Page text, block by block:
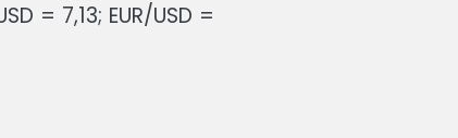
= 7,13; EUR/USD =